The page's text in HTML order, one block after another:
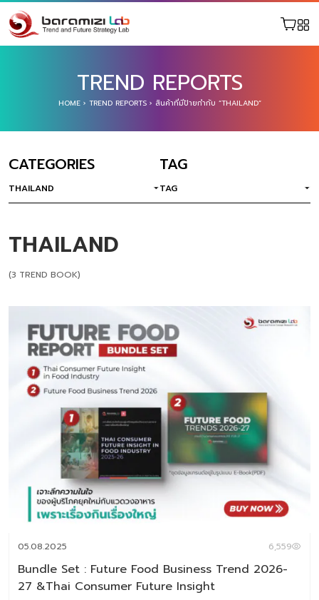
TREND REPORTS
HOME› TREND REPORTS› สินค้าที่มีป้ายกำกับ “THAILAND”
CATEGORIES
THAILAND
TAG
TAG
THAILAND
(3 TREND BOOK)
05.08.2025 6,559
Bundle Set : Future Food Business Trend 2026-
27 &Thai Consumer Future Insight